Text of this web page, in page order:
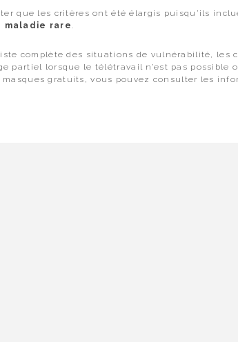
que les critères ont été élargis puisqu’ils
maladie rare
complète des situations de vulnérabilité, les
partiel lorsque le télétravail n’est pas possible
gratuits, vous pouvez consulter les